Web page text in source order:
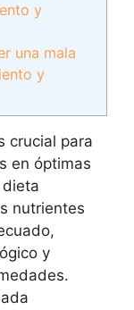
y
una mala
y
crucial para
en óptimas
dieta
nutrientes
y